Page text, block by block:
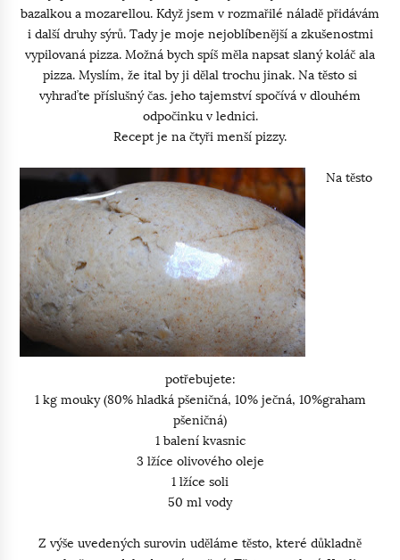
bazalkou a mozarellou. Když jsem v rozmařilé náladě přidávám
i další druhy sýrů. Tady je moje nejoblíbenější a zkušenostmi
vypilovaná pizza. Možná bych spíš měla napsat slaný koláč ala
pizza. Myslím, že ital by ji dělal trochu jinak. Na těsto si
vyhraďte příslušný čas. jeho tajemství spočívá v dlouhém
odpočinku v lednici.
Recept je na čtyři menší pizzy.
Na těsto
potřebujete:
1 kg mouky (80% hladká pšeničná, 10% ječná, 10%graham
pšeničná)
1 balení kvasnic
3 lžíce olivového oleje
1 lžíce soli
50 ml vody
Z výše uvedených surovin uděláme těsto, které důkladně